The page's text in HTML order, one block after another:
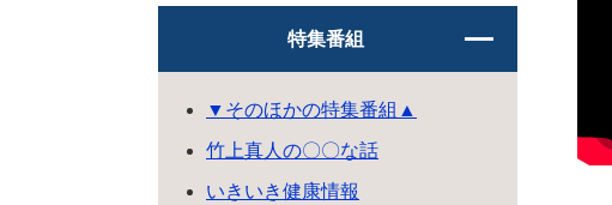
特集番組
▼そのほかの特集番組▲
竹上真人の〇〇な話
いきいき健康情報